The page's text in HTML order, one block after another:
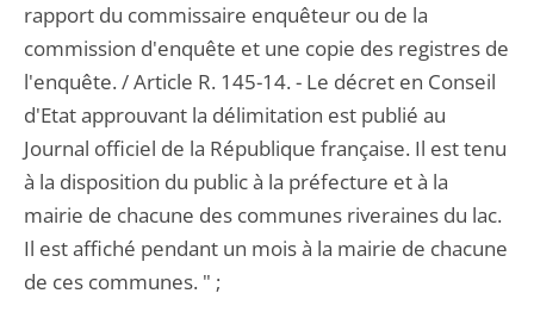
rapport du commissaire enquêteur ou de la
commission d'enquête et une copie des registres de
l'enquête. / Article R. 145-14. - Le décret en Conseil
d'Etat approuvant la délimitation est publié au
Journal officiel de la République française. Il est tenu
à la disposition du public à la préfecture et à la
mairie de chacune des communes riveraines du lac.
Il est affiché pendant un mois à la mairie de chacune
de ces communes. " ;